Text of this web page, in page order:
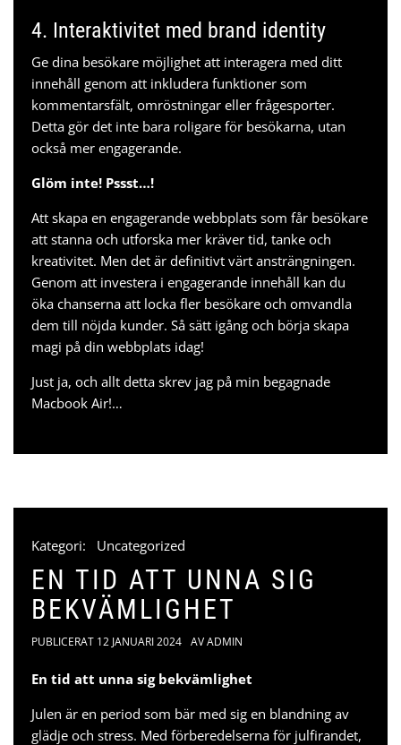
4. Interaktivitet med brand identity
Ge dina besökare möjlighet att interagera med ditt
innehåll genom att inkludera funktioner som
kommentarsfält, omröstningar eller frågesporter.
Detta gör det inte bara roligare för besökarna, utan
också mer engagerande.
Glöm inte! Pssst…!
Att skapa en engagerande webbplats som får besökare
att stanna och utforska mer kräver tid, tanke och
kreativitet. Men det är definitivt värt ansträngningen.
Genom att investera i engagerande innehåll kan du
öka chanserna att locka fler besökare och omvandla
dem till nöjda kunder. Så sätt igång och börja skapa
magi på din webbplats idag!
Just ja, och allt detta skrev jag på min begagnade
Macbook Air!…
Kategori: Uncategorized
EN TID ATT UNNA SIG
BEKVÄMLIGHET
PUBLICERAT 12 JANUARI 2024 AVADMIN
En tid att unna sig bekvämlighet
Julen är en period som bär med sig en blandning av
glädje och stress. Med förberedelserna för julfirandet,